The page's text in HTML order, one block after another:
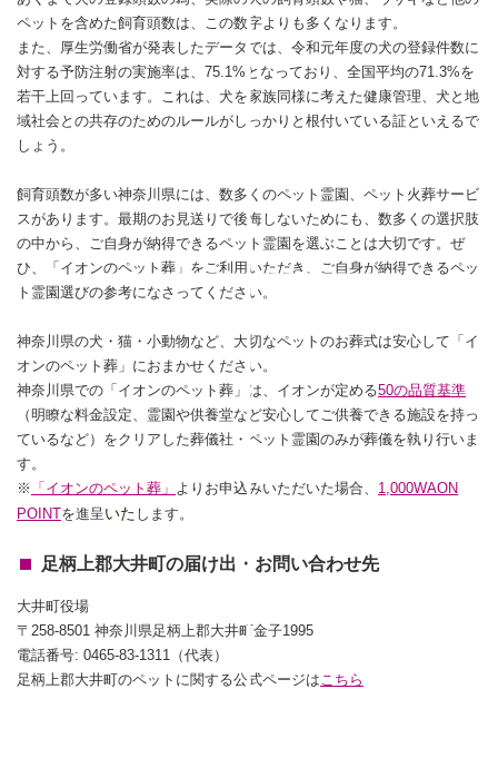
ペットを含めた飼育頭数は、この数字よりも多くなります。
また、厚生労働省が発表したデータでは、令和元年度の犬の登録件数に
対する予防注射の実施率は、75.1%となっており、全国平均の71.3%を
若干上回っています。これは、犬を家族同様に考えた健康管理、犬と地
域社会との共存のためのルールがしっかりと根付いている証といえるで
しょう。
飼育頭数が多い神奈川県には、数多くのペット霊園、ペット火葬サービ
スがあります。最期のお見送りで後悔しないためにも、数多くの選択肢
の中から、ご自身が納得できるペット霊園を選ぶことは大切です。ぜ
ひ、「イオンのペット葬」をご利用いただき、ご自身が納得できるペッ
ト霊園選びの参考になさってください。
神奈川県の犬・猫・小動物など、大切なペットのお葬式は安心して「イ
オンのペット葬」におまかせください。
神奈川県での「イオンのペット葬」は、イオンが定める50の品質基準
（明瞭な料金設定、霊園や供養堂など安心してご供養できる施設を持っ
ているなど）をクリアした葬儀社・ペット霊園のみが葬儀を執り行いま
す。
※ 「イオンのペット葬」 よりお申込みいただいた場合、 1,000WAON
POINTを進呈いた します。
足柄上郡大井町の届け出・お問い合わせ先
大井町役場
〒258-8501 神奈川県足柄上郡大井町金子1995
電話番号: 0465-83-1311（代表）
足柄上郡大井町のペットに関する公式ページはこちら